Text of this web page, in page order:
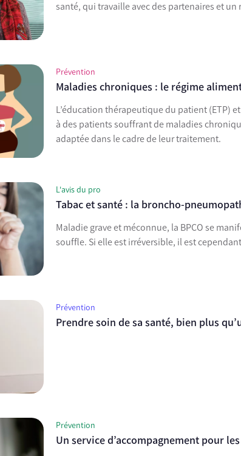
santé, qui travaille avec des partenaires et
Prévention
Maladies chroniques : le régime
L’éducation thérapeutique du patient (ETP)
à des patients souffrant de maladies
adaptée dans le cadre de leur traitement.
L'avis du pro
Tabac et santé : la broncho-
Maladie grave et méconnue, la BPCO se
souffle. Si elle est irréversible, il est
Prévention
Prendre soin de sa santé, bien plus
Prévention
Un service d’accompagnement pour